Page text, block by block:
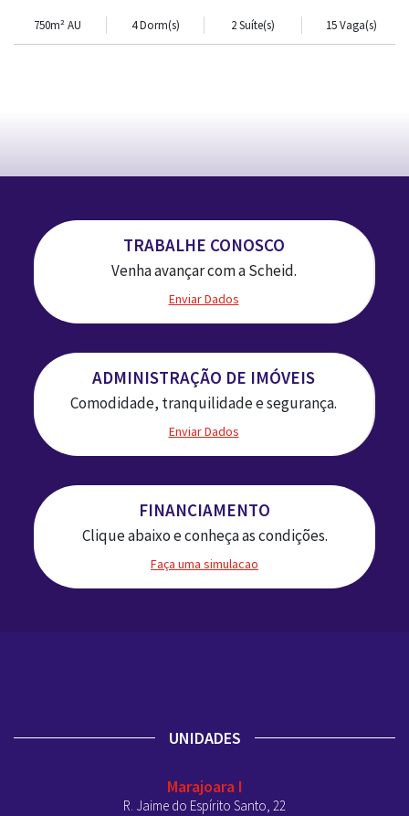
750m² AU 4 Dorm(s) 2 Suíte(s) 15 Vaga(s)
TRABALHE CONOSCO
Venha avançar com a Scheid.
Enviar Dados
ADMINISTRAÇÃO DE IMÓVEIS
Comodidade, tranquilidade e segurança.
Enviar Dados
FINANCIAMENTO
Clique abaixo e conheça as condições.
Faça uma simulacao
UNIDADES
Marajoara I
R. Jaime do Espírito Santo, 22